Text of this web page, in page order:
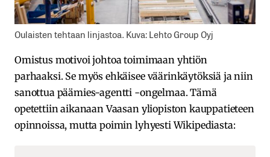
Oulaisten tehtaan linjastoa. Kuva: Lehto Group Oyj
Omistus motivoi johtoa toimimaan yhtiön
parhaaksi. Se myös ehkäisee väärinkäytöksiä ja niin
sanottua päämies-agentti -ongelmaa. Tämä
opetettiin aikanaan Vaasan yliopiston kauppatieteen
opinnoissa, mutta poimin lyhyesti Wikipediasta: